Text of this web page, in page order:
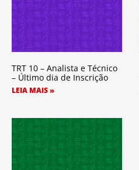
TRT 10 – Analista e Técnico
– Último dia de Inscrição
LEIA MAIS »